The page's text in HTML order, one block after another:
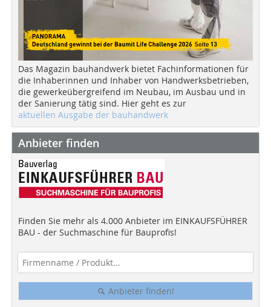
Das Magazin bauhandwerk bietet Fachinformationen für
die Inhaberinnen und Inhaber von Handwerksbetrieben,
die gewerkeübergreifend im Neubau, im Ausbau und in
der Sanierung tätig sind. Hier geht es zur
aktuellen Ausgabe der bauhandwerk
Anbieter finden
Finden Sie mehr als 4.000 Anbieter im EINKAUFSFÜHRER
BAU - der Suchmaschine für Bauprofis!
Anbieter finden!